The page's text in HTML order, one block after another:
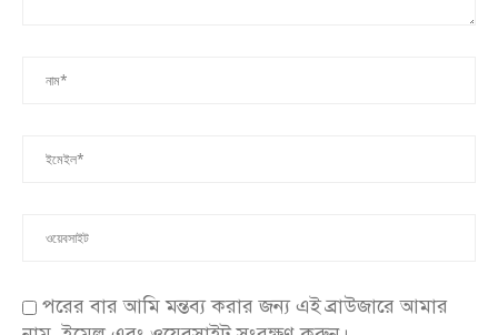
পরের বার আমি মন্তব্য করার জন্য এই ব্রাউজারে আমার